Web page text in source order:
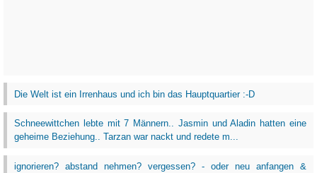
Die Welt ist ein Irrenhaus und ich bin das Hauptquartier :-D
Schneewittchen lebte mit 7 Männern.. Jasmin und Aladin hatten eine
geheime Beziehung.. Tarzan war nackt und redete m...
ignorieren? abstand nehmen? vergessen? - oder neu anfangen &